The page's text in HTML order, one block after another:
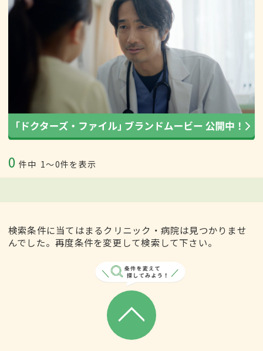
0 件中 1〜0件を表示
検索条件に当てはまるクリニック・病院は見つかりませ
んでした。再度条件を変更して検索して下さい。